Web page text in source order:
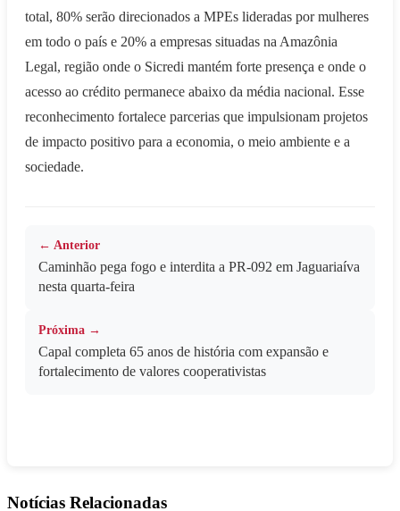
total, 80% serão direcionados a MPEs lideradas por mulheres
em todo o país e 20% a empresas situadas na Amazônia
Legal, região onde o Sicredi mantém forte presença e onde o
acesso ao crédito permanece abaixo da média nacional. Esse
reconhecimento fortalece parcerias que impulsionam projetos
de impacto positivo para a economia, o meio ambiente e a
sociedade.
← Anterior
Caminhão pega fogo e interdita a PR-092 em Jaguariaíva
nesta quarta-feira
Próxima →
Capal completa 65 anos de história com expansão e
fortalecimento de valores cooperativistas
Notícias Relacionadas